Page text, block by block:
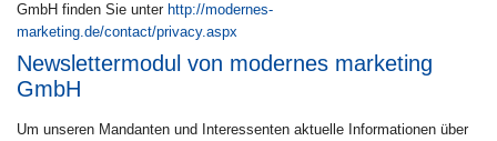
GmbH finden Sie unter http://modernes-
marketing.de/contact/privacy.aspx
Newslettermodul von modernes marketing
GmbH
Um unseren Mandanten und Interessenten aktuelle Informationen über